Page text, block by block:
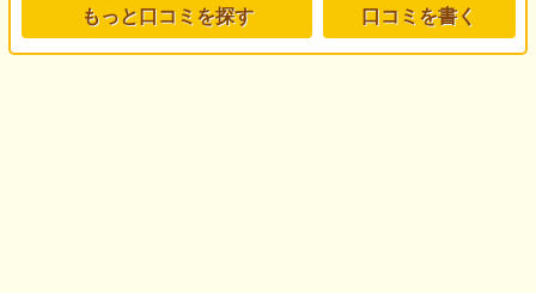
もっと口コミを探す 口コミを書く